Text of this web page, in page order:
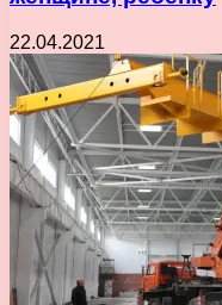
22.04.2021